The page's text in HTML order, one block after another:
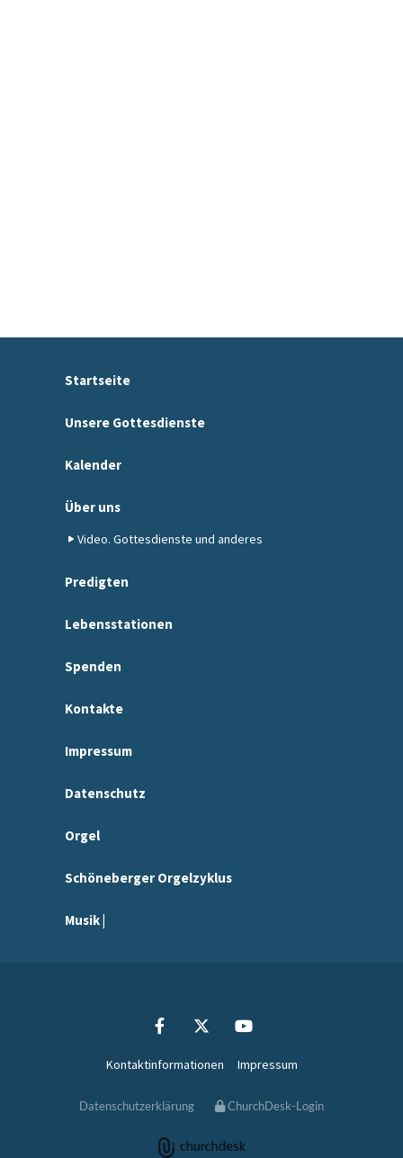
Startseite
Unsere Gottesdienste
Kalender
Über uns
Video. Gottesdienste und anderes
Predigten
Lebensstationen
Spenden
Kontakte
Impressum
Datenschutz
Orgel
Schöneberger Orgelzyklus
Musik |
Kontaktinformationen Impressum
Datenschutzerklärung ChurchDesk-Login